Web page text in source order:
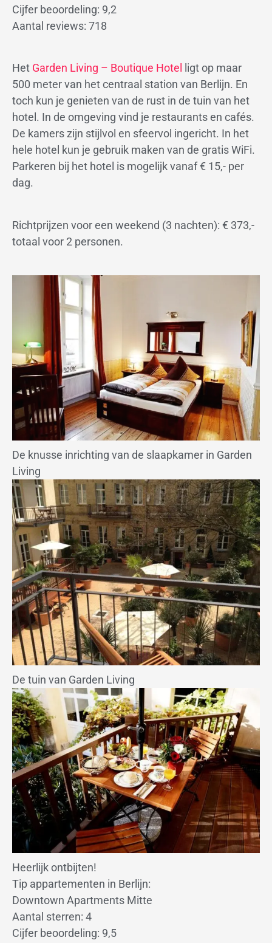
Cijfer beoordeling: 9,2
Aantal reviews: 718
Het Garden Living – Boutique Hotel
ligt op maar
500 meter van het centraal station van Berlijn. En
toch kun je genieten van de rust in de tuin van het
hotel. In de omgeving vind je restaurants en cafés.
De kamers zijn stijlvol en sfeervol ingericht. In het
hele hotel kun je gebruik maken van de gratis WiFi.
Parkeren bij het hotel is mogelijk vanaf € 15,- per
dag.
Richtprijzen voor een weekend (3 nachten): € 373,-
totaal voor 2 personen.
De knusse inrichting van de slaapkamer in Garden
Living
De tuin van Garden Living
Heerlijk ontbijten!
Tip appartementen in Berlijn:
Downtown Apartments Mitte
Aantal sterren: 4
Cijfer beoordeling: 9,5